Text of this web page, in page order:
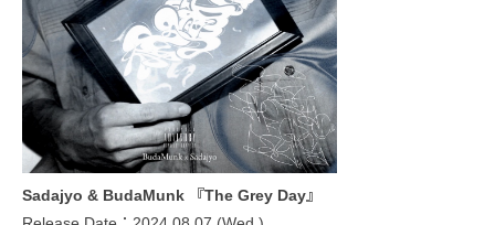
Sadajyo & BudaMunk 『The Grey Day』